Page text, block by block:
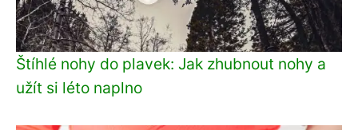
Štíhlé nohy do plavek: Jak zhubnout nohy a
užít si léto naplno